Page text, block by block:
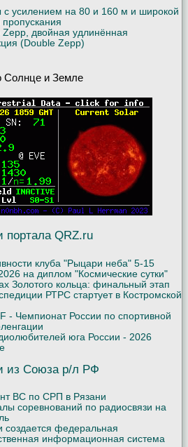
с усилением на 80 и 160 м и широкой
Zepp, двойная удлинённая
(Double Zepp)
и Земле
портала QRZ.ru
клуба "Рыцари неба" 5-15
на диплом "Космические сутки"
Золотого кольца: финальный этап
РТРС стартует в Костромской
- Чемпионат России по спортивной
юга России - 2026
из Союза р/л РФ
ВС по СРП в Рязани
соревнований по радиосвязи на
создается федеральная
информационная система